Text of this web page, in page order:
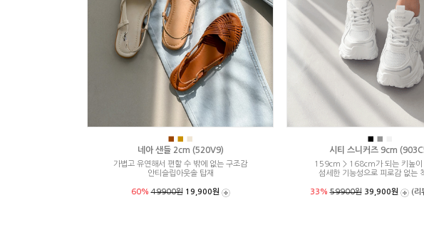
■ ■
네아 샌들 2cm (520V9)
가볍고 유연해서 편할 수 밖에 없는 구조감
안티슬립아웃솔 탑재
60%49900원 19,900원
■ ■
시티 스니커즈 9cm
159cm > 168cm가 되는 키높이
섬세한 기능성으로 피로감 없는
33%59900원 39,900원 (리